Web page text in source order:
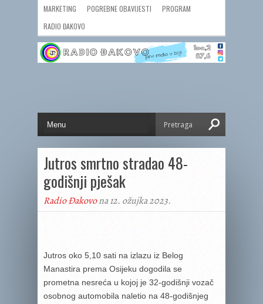
MARKETING POGREBNE OBAVIJESTI
PROGRAM
RADIO ĐAKOVO
Jutros smrtno stradao 48-
godišnji pješak
Radio Đakovona 12. ožujka 2023.
Jutros oko 5,10 sati na izlazu iz Belog
Manastira prema Osijeku dogodila se
prometna nesreća u kojoj je 32-godišnji vozač
osobnog automobila naletio na 48-godišnjeg